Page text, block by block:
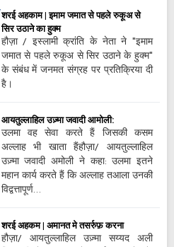
शरई अहकाम | इमाम जमात से पहले रुकूअ से
सिर उठाने का हुक्म
हौज़ा / इस्लामी क्रांति के नेता ने "इमाम
जमात से पहले रुकूअ से सिर उठाने के हुक्म"
के संबंध में जनमत संग्रह पर प्रतिक्रिया दी
है।
आयतुल्लाहिल उज़्मा जवादी आमोली:
उलमा वह सेवा करते हैं जिसकी कसम
अल्लाह भी खाता हैंहौज़ा/ आयतुल्लाहिल
उज़्मा जवादी अमोली ने कहा: उलमा इतने
महान कार्य करते हैं कि अल्लाह तआला उनकी
विद्वत्तापूर्ण…
शरई अहकम | अमानत मे तसर्रुफ़ करना
हौज़ा/ आयतुल्लाहिल उज़्मा सय्यद अली